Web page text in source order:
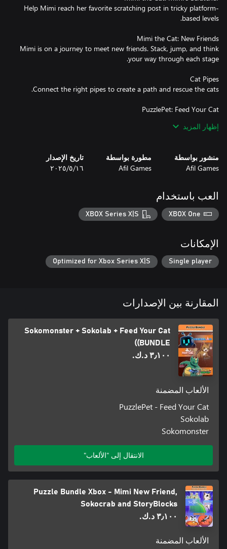
Help Mimi reach her favorite scratching post in tricky platform-
Mimi is on a journey to meet new friends. Stack, jump, and think
Cook up delicious meals for feline customers in fast, creative
pixel-art stages.
إظهار المزيد
منشور بواسطة
Afil Games
مطورة بواسطة
Afil Games
تاريخ الإصدار
١٦‏/٥‏/٢٠٢٥
العب باستخدام
XBOX One
XBOX Series X|S
الإمكانات
Single player
Optimized for Xbox Series X|S
المقارنة بين الإصدارات
Sokomonster + Sokolab + Feed Your Cat
(BUNDLE)
٣٫١٠٠ د.ك.‏
الألعاب المضمنة
PuzzlePet - Feed Your Cat
Sokolab
Sokomonster
الانتقال إلى "الألعاب"
Puzzle Bundle Xbox - Mimi New Friend,
Sokocrab and StoryBlocks
٣٫١٠٠ د.ك.‏
الألعاب المضمنة